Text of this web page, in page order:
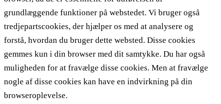
grundlæggende funktioner på webstedet. Vi bruger også
tredjepartscookies, der hjælper os med at analysere og
forstå, hvordan du bruger dette websted. Disse cookies
gemmes kun i din browser med dit samtykke. Du har også
muligheden for at fravælge disse cookies. Men at fravælge
nogle af disse cookies kan have en indvirkning på din
browseroplevelse.